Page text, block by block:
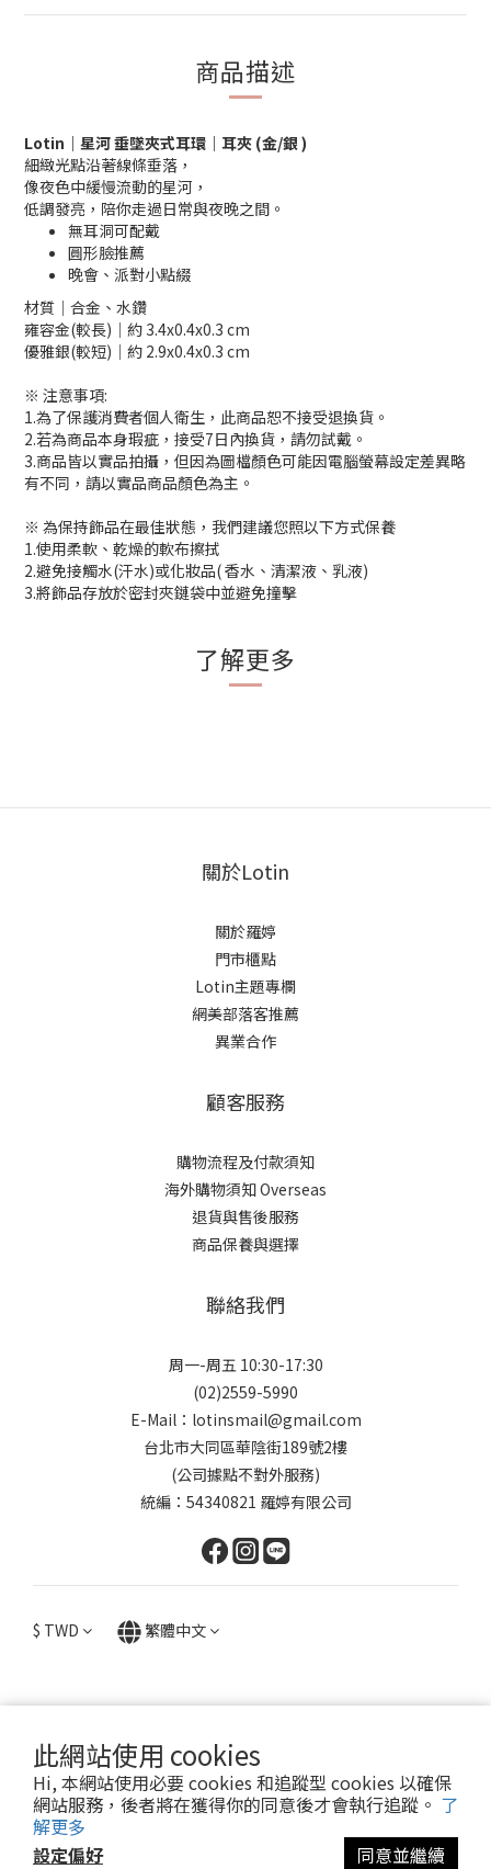
此網站使用 cookies
Hi, 本網站使用必要 cookies 和追蹤型 cookies 以確保
網站服務，後者將在獲得你的同意後才會執行追蹤。 了
解更多
設定偏好
同意並繼續
商品描述
Lotin ｜星河 垂墜夾式耳環｜耳夾 (金/銀 )
細緻光點沿著線條垂落，
像夜色中緩慢流動的星河，
低調發亮，陪你走過日常與夜晚之間。
無耳洞可配戴
圓形臉推薦
晚會、派對小點綴
材質│合金、水鑽
雍容金(較長)│約 3.4x0.4x0.3 cm
優雅銀(較短)│約 2.9x0.4x0.3 cm
※ 注意事項:
1.為了保護消費者個人衛生，此商品恕不接受退換貨。
2.若為商品本身瑕疵，接受7日內換貨，請勿試戴。
3.商品皆以實品拍攝，但因為圖檔顏色可能因電腦螢幕設定差異略
有不同，請以實品商品顏色為主。
※ 為保持飾品在最佳狀態，我們建議您照以下方式保養
1.使用柔軟、乾燥的軟布擦拭
2.避免接觸水(汗水)或化妝品( 香水、清潔液、乳液)
3.將飾品存放於密封夾鏈袋中並避免撞擊
了解更多
關於Lotin
關於羅婷
門市櫃點
Lotin主題專欄
網美部落客推薦
異業合作
顧客服務
購物流程及付款須知
海外購物須知 Overseas
退貨與售後服務
商品保養與選擇
聯絡我們
周一-周五 10:30-17:30
(02)2559-5990
E-Mail：lotinsmail@gmail.com
台北市大同區華陰街189號2樓
(公司據點不對外服務)
統編：54340821 羅婷有限公司
$ TWD 繁體中文
提醒您，我們不會以電話或簡訊方式通知變更付款方式。
Copyright© 2024 Lotin Accessory